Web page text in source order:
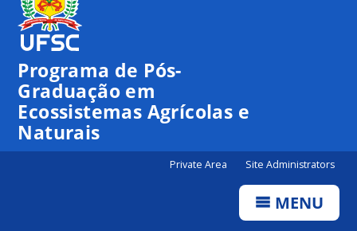
Programa de Pós-
Graduação em
Ecossistemas Agrícolas e
Naturais
Private Area Site Administrators
MENU